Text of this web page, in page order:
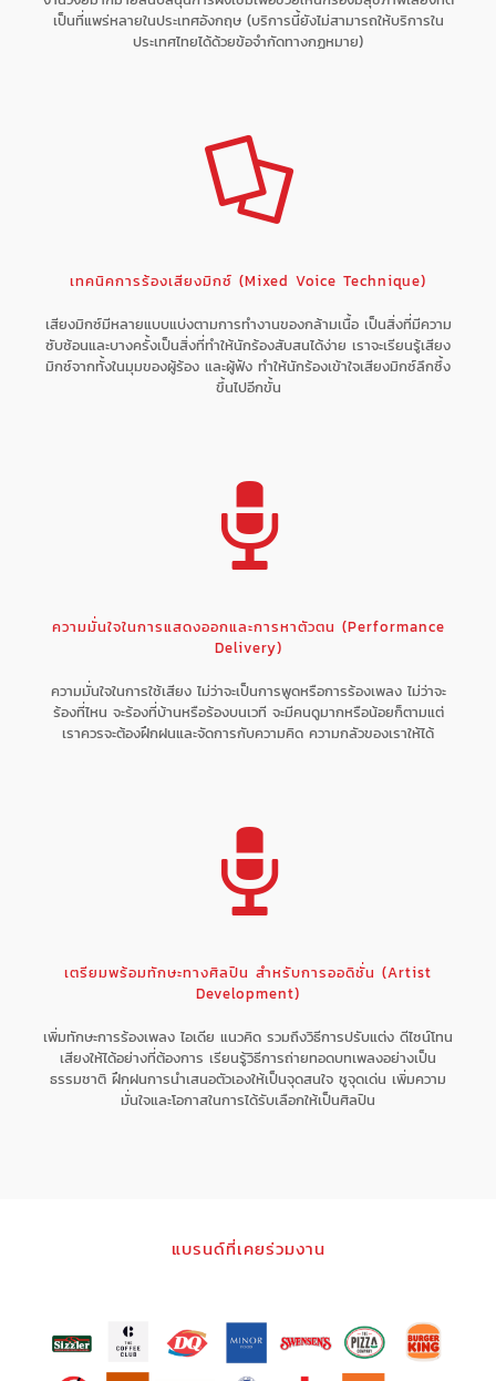
เป็นที่แพร่หลายในประเทศอังกฤษ (บริการนี้ยังไม่สามารถให้บริการใน
ประเทศไทยได้ด้วยข้อจำกัดทางกฏหมาย)
เทคนิคการร้องเสียงมิกซ์ (Mixed Voice Technique)
เสียงมิกซ์มีหลายแบบแบ่งตามการทำงานของกล้ามเนื้อ เป็นสิ่งที่มีความ
ซับซ้อนและบางครั้งเป็นสิ่งที่ทำให้นักร้องสับสนได้ง่าย เราจะเรียนรู้เสียง
มิกซ์จากทั้งในมุมของผู้ร้อง และผู้ฟัง ทำให้นักร้องเข้าใจเสียงมิกซ์ลึกซึ้ง
ขึ้นไปอีกขั้น
ความมั่นใจในการแสดงออกและการหาตัวตน (Performance
Delivery)
ความมั่นใจในการใช้เสียง ไม่ว่าจะเป็นการพูดหรือการร้องเพลง ไม่ว่าจะ
ร้องที่ไหน จะร้องที่บ้านหรือร้องบนเวที จะมีคนดูมากหรือน้อยก็ตามแต่
เราควรจะต้องฝึกฝนและจัดการกับความคิด ความกลัวของเราให้ได้
เตรียมพร้อมทักษะทางศิลปิน สำหรับการออดิชั่น (Artist
Development)
เพิ่มทักษะการร้องเพลง ไอเดีย แนวคิด รวมถึงวิธีการปรับแต่ง ดีไซน์โทน
เสียงให้ได้อย่างที่ต้องการ เรียนรู้วิธีการถ่ายทอดบทเพลงอย่างเป็น
ธรรมชาติ ฝึกฝนการนำเสนอตัวเองให้เป็นจุดสนใจ ชูจุดเด่น เพิ่มความ
มั่นใจและโอกาสในการได้รับเลือกให้เป็นศิลปิน
แบรนด์ที่เคยร่วมงาน